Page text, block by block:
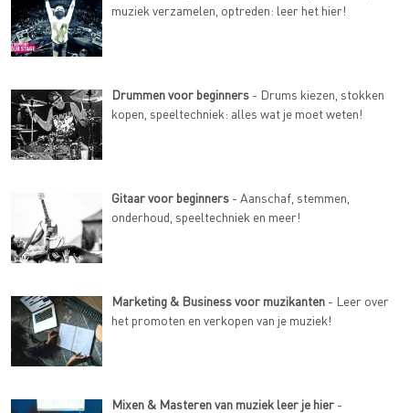
muziek verzamelen, optreden: leer het hier!
Drummen voor beginners - Drums kiezen, stokken
kopen, speeltechniek: alles wat je moet weten!
Gitaar voor beginners - Aanschaf, stemmen,
onderhoud, speeltechniek en meer!
Marketing & Business voor muzikanten - Leer over
het promoten en verkopen van je muziek!
Mixen & Masteren van muziek leer je hier -